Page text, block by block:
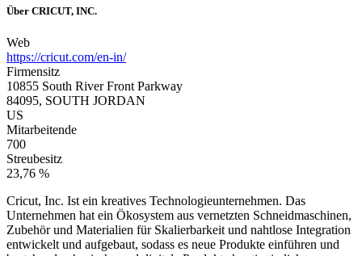
Über CRICUT, INC.
Web
https://cricut.com/en-in/
Firmensitz
10855 South River Front Parkway
84095, SOUTH JORDAN
US
Mitarbeitende
700
Streubesitz
23,76 %
Cricut, Inc. Ist ein kreatives Technologieunternehmen. Das
Unternehmen hat ein Ökosystem aus vernetzten Schneidmaschinen,
Zubehör und Materialien für Skalierbarkeit und nahtlose Integration
entwickelt und aufgebaut, sodass es neue Produkte einführen und